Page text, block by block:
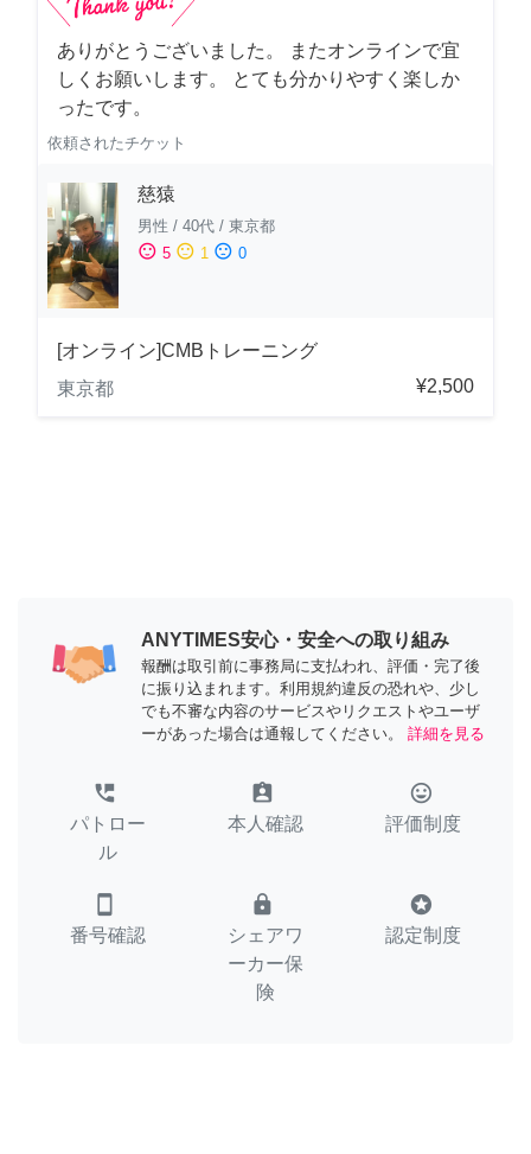
ありがとうございました。 またオンラインで宜
しくお願いします。 とても分かりやすく楽しか
ったです。
依頼されたチケット
慈猿
男性 / 40代 / 東京都
sentiment_satisfied 5 sentiment_neutral 1 sentiment_dissatisfied 0
[オンライン]CMBトレーニング
東京都
¥2,500
ANYTIMES安心・安全への取り組み
報酬は取引前に事務局に支払われ、評価・完了後
に振り込まれます。利用規約違反の恐れや、少し
でも不審な内容のサービスやリクエストやユーザ
ーがあった場合は通報してください。
詳細を見る
perm_phone_msg
パトロー
ル
assignment_ind
本人確認
tag_faces
評価制度
smartphone
番号確認
lock
シェアワ
ーカー保
険
stars
認定制度